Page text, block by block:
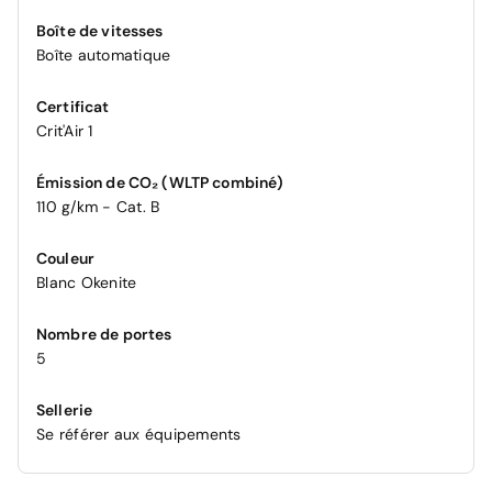
Boîte de vitesses
Boîte automatique
Certificat
Crit'Air 1
Émission de CO₂ (WLTP combiné)
110 g/km - Cat. B
Couleur
Blanc Okenite
Nombre de portes
5
Sellerie
Se référer aux équipements